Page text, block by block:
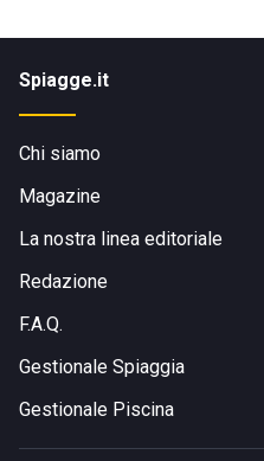
Spiagge.it
Chi siamo
Magazine
La nostra linea editoriale
Redazione
F.A.Q.
Gestionale Spiaggia
Gestionale Piscina